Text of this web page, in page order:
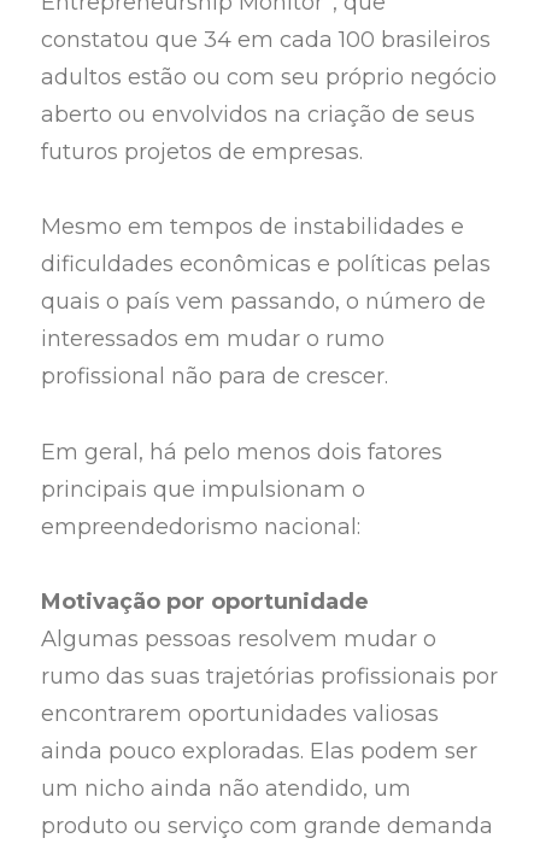
constatou que 34 em cada 100 brasileiros
adultos estão ou com seu próprio negócio
aberto ou envolvidos na criação de seus
futuros projetos de empresas.
Mesmo em tempos de instabilidades e
dificuldades econômicas e políticas pelas
quais o país vem passando, o número de
interessados em mudar o rumo
profissional não para de crescer.
Em geral, há pelo menos dois fatores
principais que impulsionam o
empreendedorismo nacional:
Motivação por oportunidade
Algumas pessoas resolvem mudar o
rumo das suas trajetórias profissionais por
encontrarem oportunidades valiosas
ainda pouco exploradas. Elas podem ser
um nicho ainda não atendido, um
produto ou serviço com grande demanda